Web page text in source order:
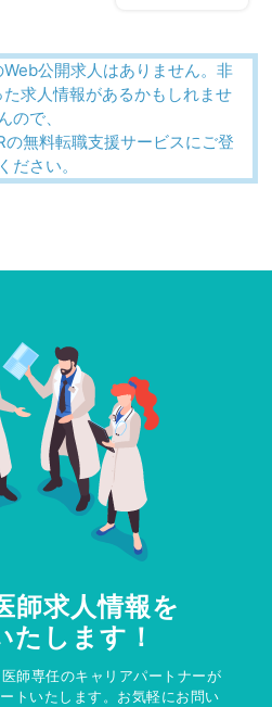
公開求人はありません。非
求人情報があるかもしれませ
ので、
無料転職支援サービスにご登
ださい。
師求人情報を
たします！
師専任のキャリアパートナーが
トいたします。お気軽にお問い